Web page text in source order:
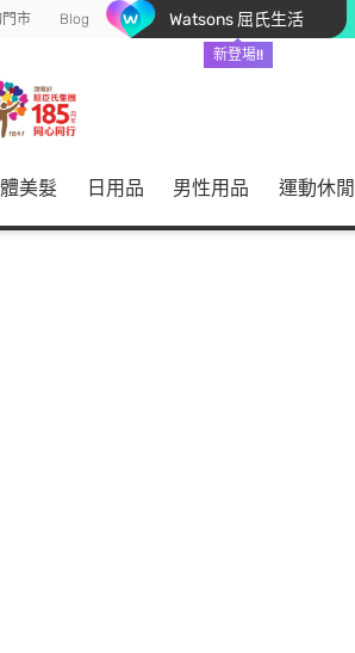
市 Blog Watsons 屈氏生活
新登場!!
美髮 日用品 男性用品 運動休閒